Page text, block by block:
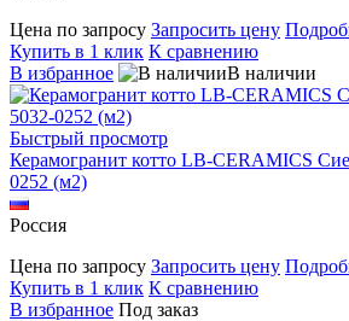
Цена по запросу Запросить цену
Купить в 1 клик К сравнению
В избранное
В наличии
Быстрый просмотр
Керамогранит котто LB-CERAMICS
0252 (м2)
Россия
Цена по запросу Запросить цену
Купить в 1 клик К сравнению
В избранное Под заказ